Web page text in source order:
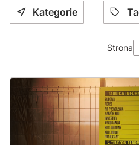
Kategorie
Strona